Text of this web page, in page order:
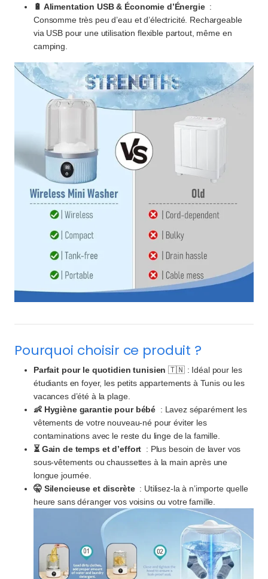
🔋 Alimentation USB & Économie d’Énergie:
Consomme très peu d’eau et d’électricité. Rechargeable
via USB pour une utilisation flexible partout, même en
camping.
Pourquoi choisir ce produit ?
Parfait pour le quotidien tunisien 🇹🇳 : Idéal pour les
étudiants en foyer, les petits appartements à Tunis ou les
vacances d’été à la plage.
👶 Hygiène garantie pour bébé : Lavez séparément les
vêtements de votre nouveau-né pour éviter les
contaminations avec le reste du linge de la famille.
⏳ Gain de temps et d’effort : Plus besoin de laver vos
sous-vêtements ou chaussettes à la main après une
longue journée.
🤫 Silencieuse et discrète: Utilisez-la à n’importe quelle
heure sans déranger vos voisins ou votre famille.